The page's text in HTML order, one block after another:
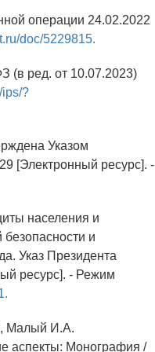
операции 24.02.2022
doc/5229815.
(в ред. от 10.07.2023)
ips/?
Указом
[Электронный ресурс]. -
населения и
и
Указ Президента
ресурс]. - Режим
Малый И.А.
аспекты: Монография /